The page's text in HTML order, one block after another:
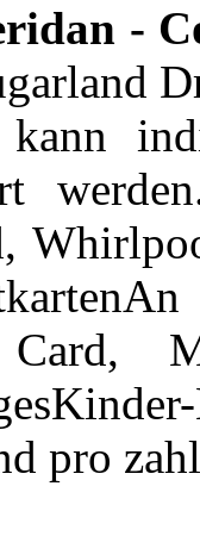
-
kann
pro